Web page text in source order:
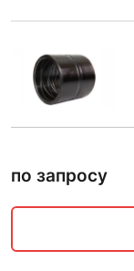
по запросу